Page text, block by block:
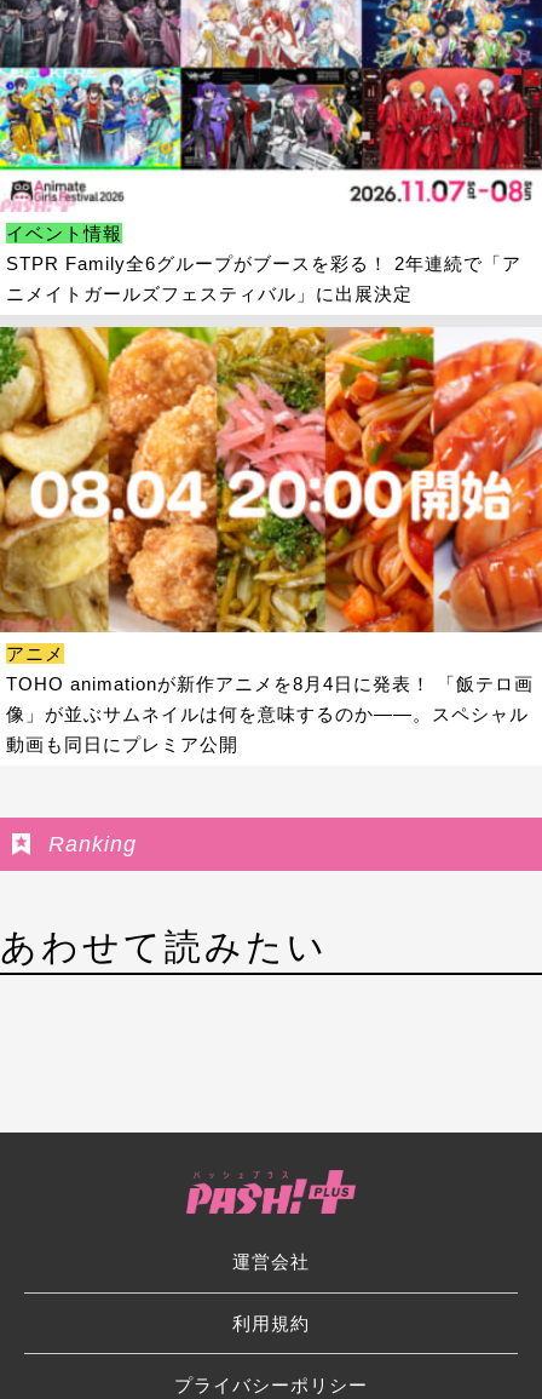
イベント情報
STPR Family全6グループがブースを彩る！ 2年連続で「ア
ニメイトガールズフェスティバル」に出展決定
アニメ
TOHO animationが新作アニメを8月4日に発表！ 「飯テロ画
像」が並ぶサムネイルは何を意味するのか――。スペシャル
動画も同日にプレミア公開
Ranking
あわせて読みたい
運営会社
利用規約
プライバシーポリシー